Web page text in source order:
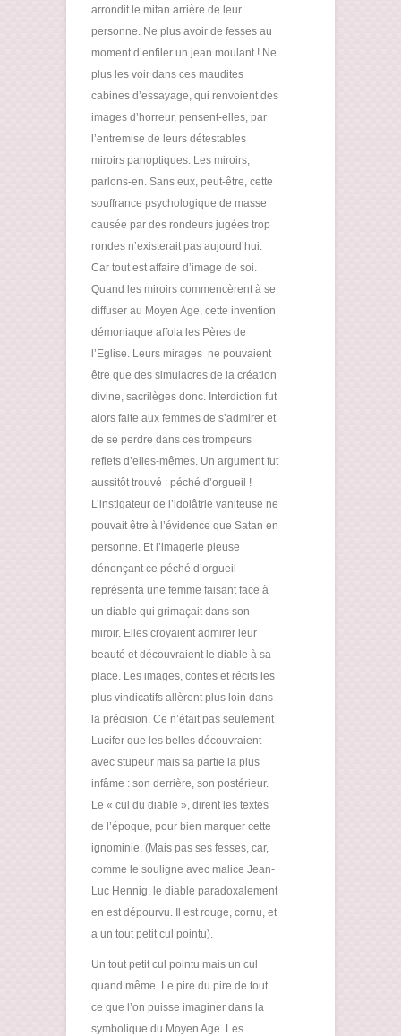
arrondit le mitan arrière de leur
personne. Ne plus avoir de fesses au
moment d’enfiler un jean moulant ! Ne
plus les voir dans ces maudites
cabines d’essayage, qui renvoient des
images d’horreur, pensent-elles, par
l’entremise de leurs détestables
miroirs panoptiques. Les miroirs,
parlons-en. Sans eux, peut-être, cette
souffrance psychologique de masse
causée par des rondeurs jugées trop
rondes n’existerait pas aujourd’hui.
Car tout est affaire d’image de soi.
Quand les miroirs commencèrent à se
diffuser au Moyen Age, cette invention
démoniaque affola les Pères de
l’Eglise. Leurs mirages ne pouvaient
être que des simulacres de la création
divine, sacrilèges donc. Interdiction fut
alors faite aux femmes de s’admirer et
de se perdre dans ces trompeurs
reflets d’elles-mêmes. Un argument fut
aussitôt trouvé : péché d’orgueil !
L’instigateur de l’idolâtrie vaniteuse ne
pouvait être à l’évidence que Satan en
personne. Et l’imagerie pieuse
dénonçant ce péché d’orgueil
représenta une femme faisant face à
un diable qui grimaçait dans son
miroir. Elles croyaient admirer leur
beauté et découvraient le diable à sa
place. Les images, contes et récits les
plus vindicatifs allèrent plus loin dans
la précision. Ce n’était pas seulement
Lucifer que les belles découvraient
avec stupeur mais sa partie la plus
infâme : son derrière, son postérieur.
Le « cul du diable », dirent les textes
de l’époque, pour bien marquer cette
ignominie. (Mais pas ses fesses, car,
comme le souligne avec malice Jean-
Luc Hennig, le diable paradoxalement
en est dépourvu. Il est rouge, cornu, et
a un tout petit cul pointu).
Un tout petit cul pointu mais un cul
quand même. Le pire du pire de tout
ce que l’on puisse imaginer dans la
symbolique du Moyen Age. Les